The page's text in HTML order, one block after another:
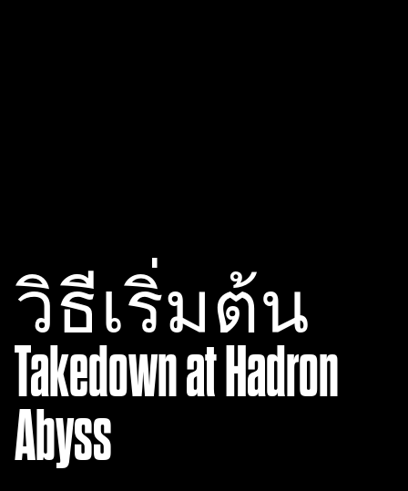
c
c
e
p
&
P
วิธีเริ่มต้น
Takedown at Hadron
Abyss